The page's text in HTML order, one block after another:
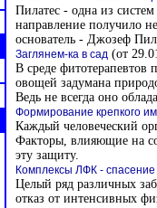
Пилатес - одна из
направление получило
основатель - Джозеф
Заглянем-ка в сад (от
В среде фитотерапевтов
овощей задумана
Ведь не всегда оно
Формирование крепкого
Каждый человеческий
Факторы, влияющие на
эту защиту.
Комплексы ЛФК -
Целый ряд различных
отказ от интенсивных